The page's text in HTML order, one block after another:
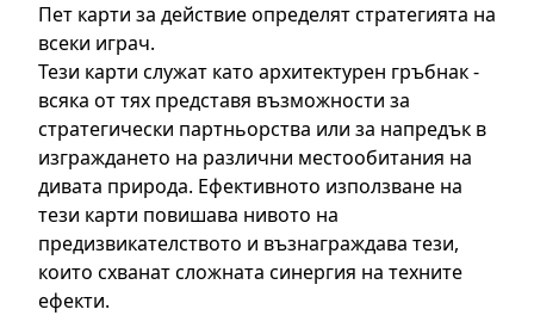
Пет карти за действие определят стратегията на
всеки играч.
Тези карти служат като архитектурен гръбнак -
всяка от тях представя възможности за
стратегически партньорства или за напредък в
изграждането на различни местообитания на
дивата природа. Ефективното използване на
тези карти повишава нивото на
предизвикателството и възнаграждава тези,
които схванат сложната синергия на техните
ефекти.